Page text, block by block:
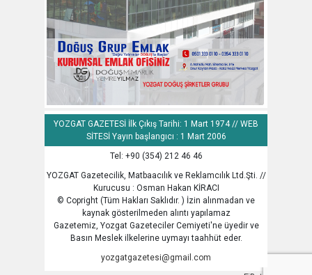
YOZGAT GAZETESİ İlk Çıkış Tarihi: 1 Mart 1974 // WEB
SİTESİ Yayın başlangıcı : 1 Mart 2006
Tel: +90 (354) 212 46 46
YOZGAT Gazetecilik, Matbaacılık ve Reklamcılık Ltd.Şti. //
Kurucusu : Osman Hakan KİRACI
© Copright (Tüm Hakları Saklıdır. ) İzin alınmadan ve
kaynak gösterilmeden alıntı yapılamaz
Gazetemiz, Yozgat Gazeteciler Cemiyeti'ne üyedir ve
Basın Meslek ilkelerine uymayı taahhüt eder.
yozgatgazetesi@gmail.com